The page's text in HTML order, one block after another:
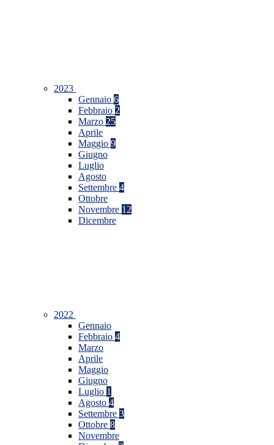
2023
Gennaio 6
Febbraio 2
Marzo 25
Aprile
Maggio 9
Giugno
Luglio
Agosto
Settembre 4
Ottobre
Novembre 12
Dicembre
2022
Gennaio
Febbraio 4
Marzo
Aprile
Maggio
Giugno
Luglio 1
Agosto 4
Settembre 3
Ottobre 8
Novembre